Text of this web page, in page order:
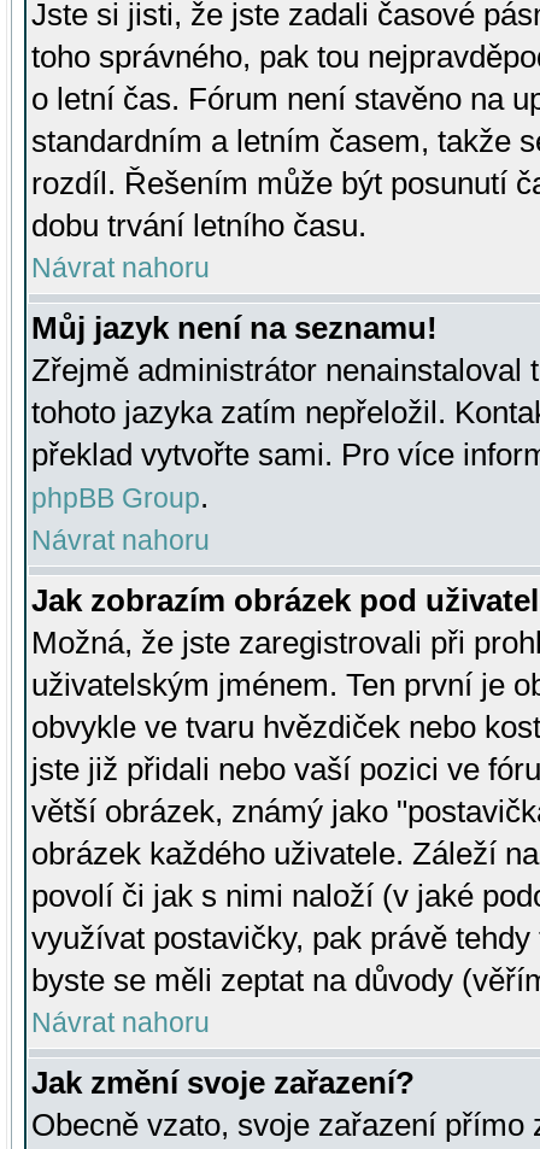
Jste si jisti, že jste zadali časové
toho správného, pak tou
o letní čas. Fórum není stavěno na
standardním a letním časem, takže
rozdíl. Řešením může být posunutí
dobu trvání letního času.
Návrat nahoru
Můj jazyk není na seznamu!
Zřejmě administrátor nenainstaloval
tohoto jazyka zatím nepřeložil.
překlad vytvořte sami. Pro více
phpBB Group.
Návrat nahoru
Jak zobrazím obrázek pod
Možná, že jste zaregistrovali při
uživatelským jménem. Ten první je
obvykle ve tvaru hvězdiček nebo
jste již přidali nebo vaší pozici ve
větší obrázek, známý jako
obrázek každého uživatele. Záleží
povolí či jak s nimi naloží (v jaké
využívat postavičky, pak právě
byste se měli zeptat na důvody
Návrat nahoru
Jak změní svoje zařazení?
Obecně vzato, svoje zařazení přímo